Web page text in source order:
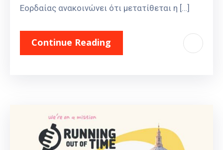
Εορδαίας ανακοινώνει ότι μετατίθεται η […]
Continue Reading